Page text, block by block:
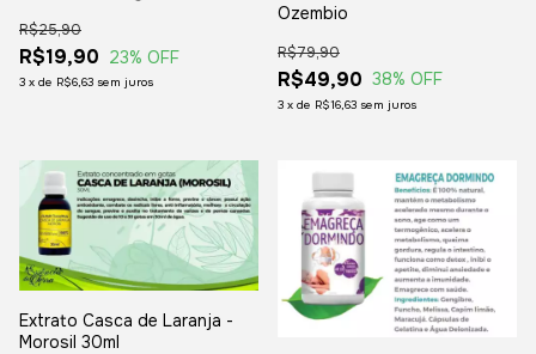
R$19,90
R$25,90
23% OFF
3 x de R$6,63 sem juros
Ozembio
R$49,90
R$79,90
38% OFF
3 x de R$16,63 sem juros
Extrato Casca de Laranja -
Morosil 30ml